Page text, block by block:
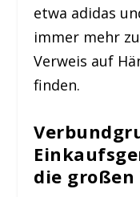
etwa adidas
immer mehr
Verweis auf
finden.
die